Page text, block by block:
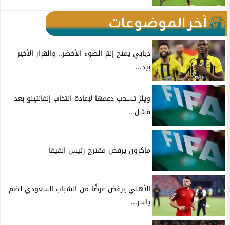
آخر الموضوعات
ديابي يمنح إنتر الضوء الأخضر.. والقرار الأخير
بيد...
ويلز تسحب دعمها لإعادة انتخاب إنفانتينو بعد
فشل...
ماكرون يرفض مقترح رئيس الفيفا
الأهلي يرفض عرضًا من الشباب السعودي لضم
ياسر...